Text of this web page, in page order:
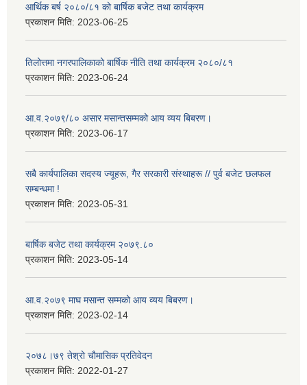
आर्थिक बर्ष २०८०/८१ को बार्षिक बजेट तथा कार्यक्रम
प्रकाशन मिति: 2023-06-25
तिलोत्तमा नगरपालिकाको बार्षिक नीति तथा कार्यक्रम २०८०/८१
प्रकाशन मिति: 2023-06-24
आ.व.२०७९/८० असार मसान्तसम्मको आय व्यय बिबरण।
प्रकाशन मिति: 2023-06-17
सबै कार्यपालिका सदस्य ज्यूहरू, गैर सरकारी संस्थाहरू // पुर्व बजेट छलफल
सम्बन्धमा !
प्रकाशन मिति: 2023-05-31
बार्षिक बजेट तथा कार्यक्रम २०७९.८०
प्रकाशन मिति: 2023-05-14
आ.व.२०७९ माघ मसान्त सम्मको आय व्यय बिबरण।
प्रकाशन मिति: 2023-02-14
२०७८।७९ तेश्राे चाैमासिक प्रतिवेदन
प्रकाशन मिति: 2022-01-27